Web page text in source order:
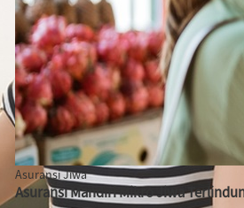
Asuransi Jiwa
Asuransi Mandiri Mikro Jiwa